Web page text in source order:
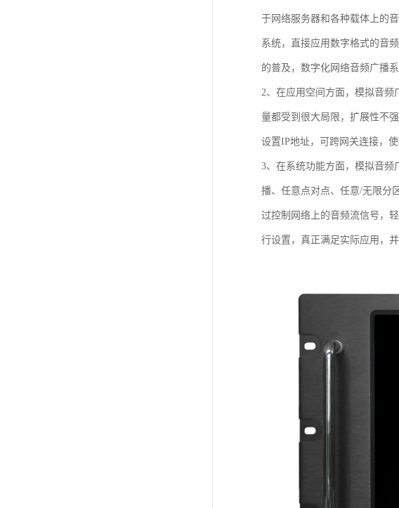
于网络服务器和各种载体上的
系统，直接应用数字格式的音
的普及，数字化网络音频广播
2、在应用空间方面，模拟音
量都受到很大局限，扩展性不
设置IP地址，可跨网关连接，
3、在系统功能方面，模拟音
播、任意点对点、任意/无限分
过控制网络上的音频流信号，
行设置，真正满足实际应用，并